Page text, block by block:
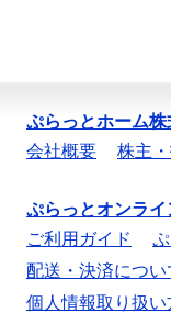
ぷらっとホーム株
会社概要
株主
ぷらっとオンライ
ご利用ガイド
配送・決済につい
個人情報取り扱い